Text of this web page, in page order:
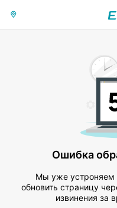
Ошибка
Мы уже устроняем
обновить страницу
извинения за